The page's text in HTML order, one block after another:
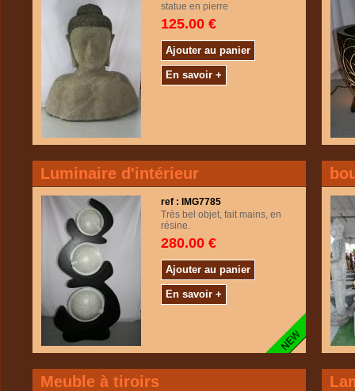
statue en pierre
125.00 €
Ajouter au panier
En savoir +
Luminaire d'intérieur
ref : IMG7785
Très bel objet, fait mains, en
résine.
280.00 €
Ajouter au panier
En savoir +
Meuble à tiroirs